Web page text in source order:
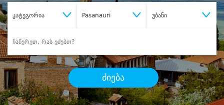
კატეგორია Pasanauri უბანი
ძიება
შეიძინესასურველი მომსახურება